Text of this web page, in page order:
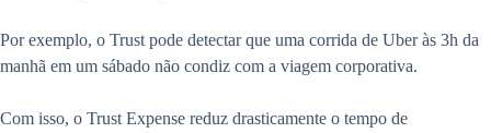
Por exemplo, o Trust pode detectar que uma corrida de Uber às 3h da
manhã em um sábado não condiz com a viagem corporativa.
Com isso, o Trust Expense reduz drasticamente o tempo de